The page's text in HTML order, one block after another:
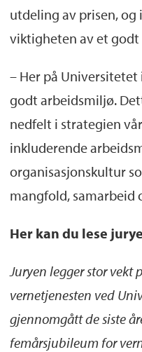
utdeling av prisen, og
viktigheten av et
– Her på
godt arbeidsmiljø.
nedfelt i strategien
inkluderende
organisasjonskultur
mangfold, samarbeid
Her kan du lese
Juryen legger stor
vernetjenesten ved
gjennomgått de siste
femårsjubileum for